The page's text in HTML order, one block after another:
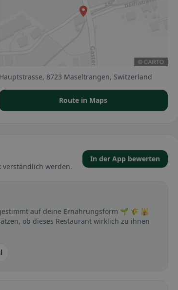
Hauptstrasse, 8723 Maseltrangen, Switzerland
Route in Maps
verständlich werden.
In der App bewerten
auf deine Ernährungsform 🌱 🌾 🕌
ob dieses Restaurant wirklich zu ihnen